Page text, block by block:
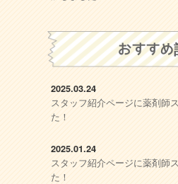
おすすめ
2025.03.24
スタッフ紹介ページに薬剤師
た！
2025.01.24
スタッフ紹介ページに薬剤師
た！